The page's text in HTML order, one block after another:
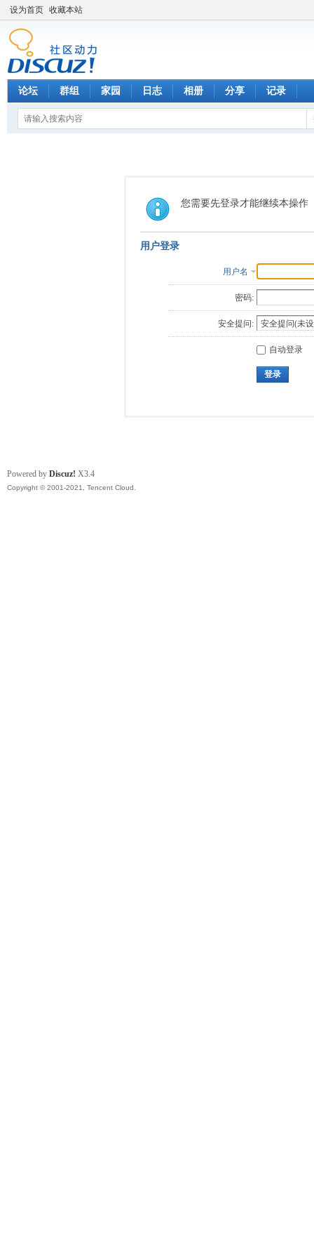
设为首页 收藏本站
论坛 群组 家园 日志 相册 分享 记录
您需要先登录才能继续本操作
用户登录
用户名
密码:
安全提问:
自动登录
登录
Powered by Discuz! X3.4
Copyright © 2001-2021, Tencent Cloud.